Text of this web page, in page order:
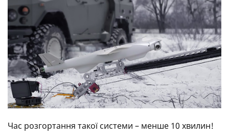
Час розгортання такої системи – менше 10 хвилин!